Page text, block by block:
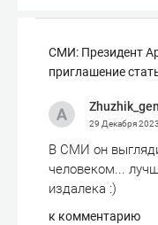
СМИ: Президент
приглашение
29 Декабря 2023
В СМИ он
человеком...
издалека :)
к комментарию